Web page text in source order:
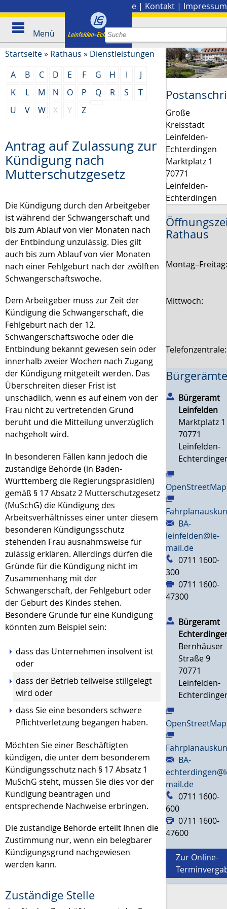
Presse | Kontakt | Impressum
Menü
Startseite» Rathaus » Dienstleistungen
A
B C D E F G H I
J
K
L M N O P Q R S
T
U
V W X Y Z
Antrag auf Zulassung zur
Kündigung nach
Mutterschutzgesetz
Die Kündigung durch den Arbeitgeber
ist während der Schwangerschaft und
bis zum Ablauf von vier Monaten nach
der Entbindung unzulässig. Dies gilt
auch bis zum Ablauf von vier Monaten
nach einer Fehlgeburt nach der zwölften
Schwangerschaftswoche.
Dem Arbeitgeber muss zur Zeit der
Kündigung die Schwangerschaft, die
Fehlgeburt nach der 12.
Schwangerschaftswoche oder die
Entbindung bekannt gewesen sein oder
innerhalb zweier Wochen nach Zugang
der Kündigung mitgeteilt werden. Das
Überschreiten dieser Frist ist
unschädlich, wenn es auf einem von der
Frau nicht zu vertretenden Grund
beruht und die Mitteilung unverzüglich
nachgeholt wird.
In besonderen Fällen kann jedoch die
zuständige Behörde (in Baden-
Württemberg die Regierungspräsidien)
gemäß § 17 Absatz 2 Mutterschutzgesetz
(MuSchG) die Kündigung des
Arbeitsverhältnisses einer unter diesem
besonderen Kündigungsschutz
stehenden Frau ausnahmsweise für
zulässig erklären. Allerdings dürfen die
Gründe für die Kündigung nicht im
Zusammenhang mit der
Schwangerschaft, der Fehlgeburt oder
der Geburt des Kindes stehen.
Besondere Gründe für eine Kündigung
könnten zum Beispiel sein:
dass das Unternehmen insolvent ist
oder
dass der Betrieb teilweise stillgelegt
wird oder
dass Sie eine besonders schwere
Pflichtverletzung begangen haben.
Möchten Sie einer Beschäftigten
kündigen, die unter dem besonderem
Kündigungsschutz nach § 17 Absatz 1
MuSchG steht, müssen Sie dies vor der
Kündigung beantragen und
entsprechende Nachweise erbringen.
Die zuständige Behörde erteilt Ihnen die
Zustimmung nur, wenn ein belegbarer
Kündigungsgrund nachgewiesen
werden kann.
Zuständige Stelle
Große
Kreisstadt
Leinfelden-
Echterdingen
Marktplatz 1
70771
Leinfelden-
Echterdingen
Rathaus
Mittwoch:
Bürgeramt
Leinfelden
Marktplatz 1
70771
Leinfelden-
OpenStreetMap
BA-
leinfelden@le-
mail.de
0711 1600-
300
0711 1600-
47300
Bürgeramt
Bernhäuser
Straße 9
70771
Leinfelden-
OpenStreetMap
BA-
mail.de
0711 1600-
600
0711 1600-
47600
Zur Online-